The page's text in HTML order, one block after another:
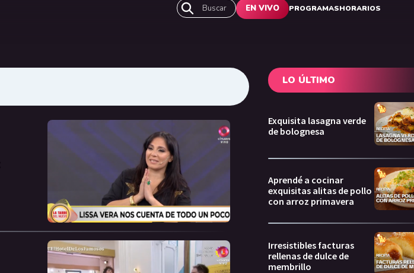
Buscar EN VIVO PROGRAMASHORARIOS
LO ÚLTIMO
Exquisita lasagna verde
de bolognesa
Aprendé a cocinar
exquisitas alitas de pollo
con arroz primavera
Irresistibles facturas
rellenas de dulce de
membrillo